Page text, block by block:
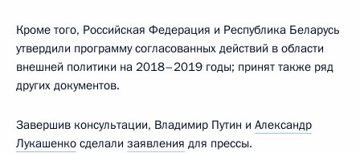
Кроме того, Российская Федерация и Республика Беларусь
утвердили программу согласованных действий в области
внешней политики на 2018–2019 годы; принят также ряд
других документов.
Завершив консультации, Владимир Путин и Александр
Лукашенко сделали заявления для прессы.